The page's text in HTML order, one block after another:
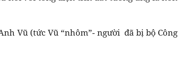
Vũ (tức Vũ “nhôm”- người đã bị bộ Công